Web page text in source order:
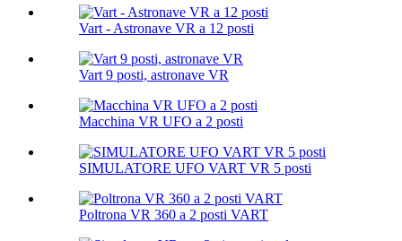
Vart - Astronave VR a 12 posti
Vart 9 posti, astronave VR
Macchina VR UFO a 2 posti
SIMULATORE UFO VART VR 5 posti
Poltrona VR 360 a 2 posti VART